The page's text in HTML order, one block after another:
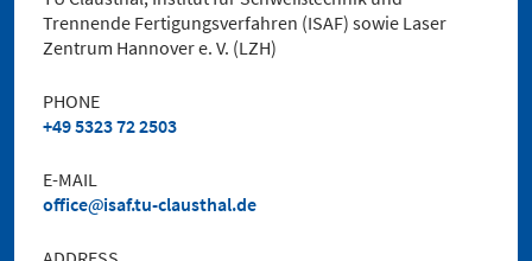
Trennende Fertigungsverfahren (ISAF) sowie Laser
Zentrum Hannover e. V. (LZH)
PHONE
+49 5323 72 2503
E-MAIL
office
isaf.tu-clausthal.de